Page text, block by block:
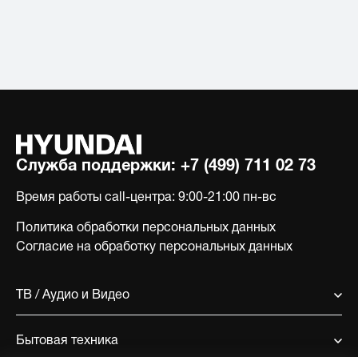
Служба поддержки: +7 (499) 711 02 73
Время работы call-центра: 9:00-21:00 пн-вс
Политика обработки персональных данных
Согласие на обработку персональных данных
ТВ / Аудио и Видео
Бытовая техника